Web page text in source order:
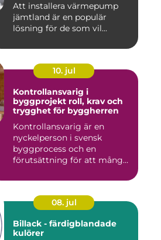
Att installera värmepump
jämtland är en populär
lösning för de som vil...
10. jul
Kontrollansvarig i
byggprojekt roll, krav och
trygghet för byggherren
Kontrollansvarig är en
nyckelperson i svensk
byggprocess och en
förutsättning för att många
08. jul
Billack - färdigblandade
kulörer